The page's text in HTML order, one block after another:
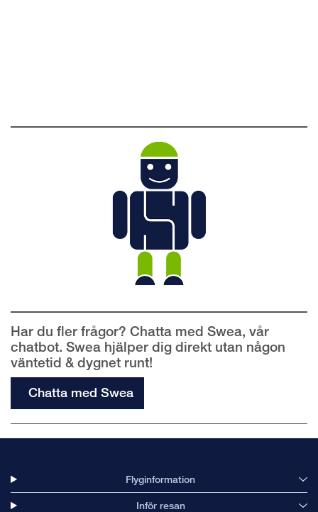
Har du fler frågor? Chatta med Swea, vår
chatbot. Swea hjälper dig direkt utan någon
väntetid & dygnet runt!
Chatta med Swea
Flyginformation
Inför resan